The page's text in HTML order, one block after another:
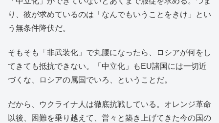
り、彼が求めているのは「なんでもいうことをきけ」とい
う無条件降伏だ。
そもそも「非武装化」で丸腰になったら、ロシアが何をし
てきても抵抗できない。「中立化」もEU諸国には一切近
づくな、ロシアの属国でいろ、ということだ。
だから、ウクライナ人は徹底抗戦している。オレンジ革命
以後、困難を乗り越えて、営々と築き上げてきた今の国の